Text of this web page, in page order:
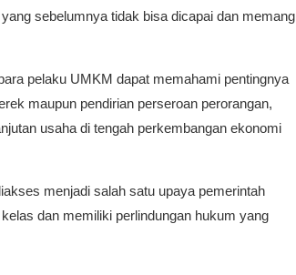
sebelumnya tidak bisa dicapai dan memang
pelaku UMKM dapat memahami pentingnya
maupun pendirian perseroan perorangan,
usaha di tengah perkembangan ekonomi
menjadi salah satu upaya pemerintah
dan memiliki perlindungan hukum yang